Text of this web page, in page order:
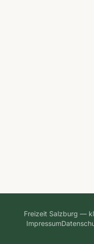
Freizeit Salzburg —
Impressum